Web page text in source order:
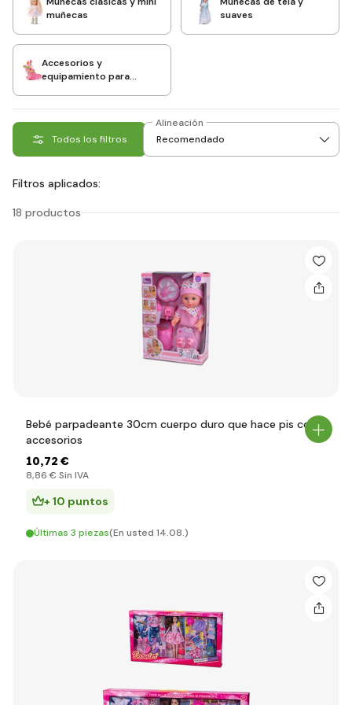
muñecas
suaves
Accesorios y
equipamiento para
Todos los filtros
Alineación
Filtros aplicados:
18 productos
Bebé parpadeante 30cm cuerpo duro que hace pis con
accesorios
10,72 €
8,86 € Sin IVA
+ 10 puntos
Últimas 3 piezas(En usted 14.08.)